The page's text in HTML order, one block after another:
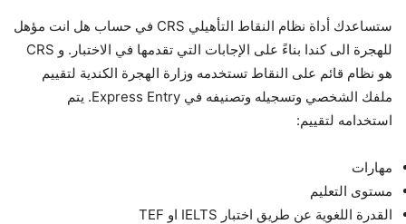
ستساعدك أداة نظام النقاط التأهيلي CRS في حساب هل انت مؤهل
للهجرة الى كندا بناءً على الإجابات التي تقدمها في الاختبار. و CRS
هو نظام قائم على النقاط تستخدمه وزارة الهجرة الكندية لتقييم
ملفك الشخصي وتسجيله وتصنيفه في Express Entry. يتم
استخدامه لتقييم:
مهارات
مستوى التعليم
القدرة اللغوية عن طريق اختبار IELTS او TEF